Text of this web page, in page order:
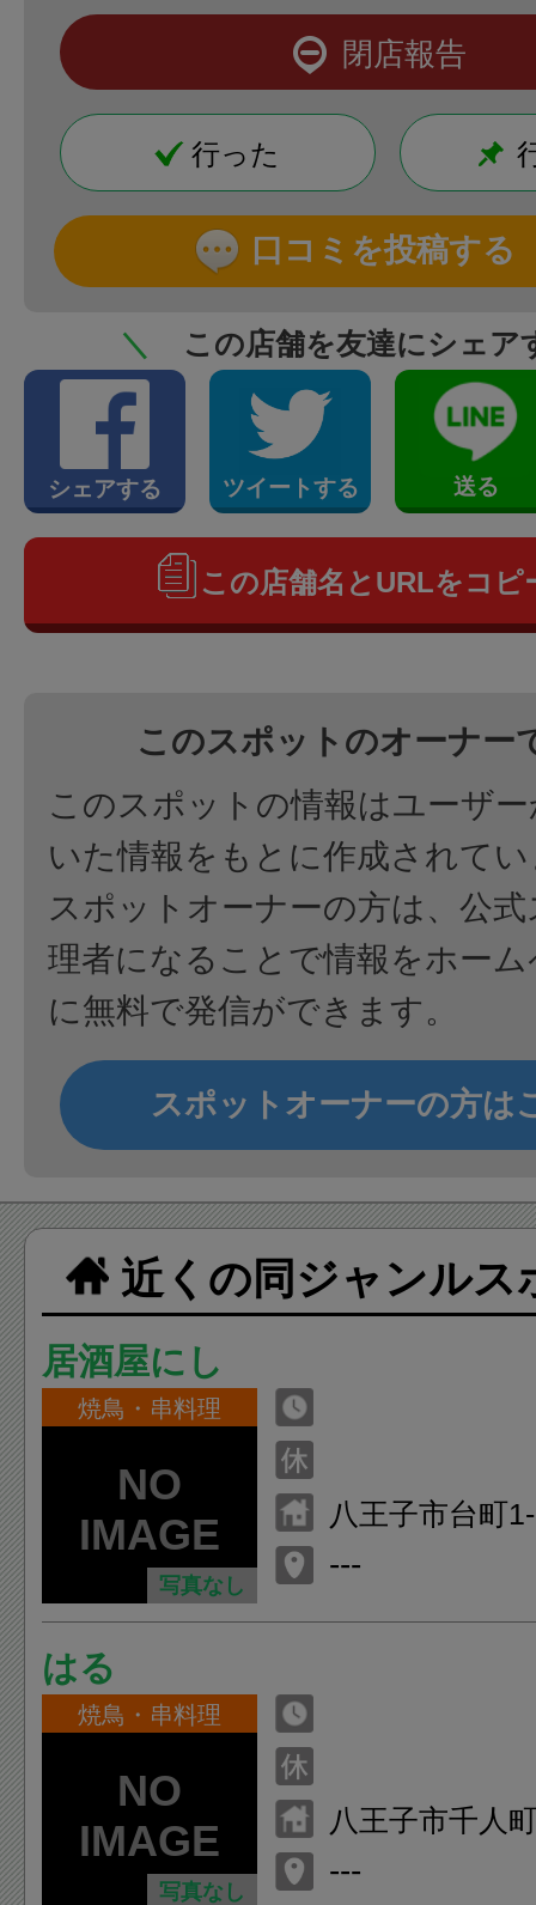
閉店報告
行った
口コミを投稿する
＼ この店舗を友達にシェア
シェアする ツイートする 送る
この店舗名とURLをコピ
このスポットのオーナー
このスポットの情報はユーザ
いた情報をもとに作成されて
スポットオーナーの方は、公
理者になることで情報をホー
に無料で発信ができます。
スポットオーナーの方は
近くの同ジャンルス
居酒屋にし
焼鳥・串料理
写真なし
八王子市台町
---
はる
焼鳥・串料理
写真なし
八王子市千人
---